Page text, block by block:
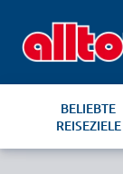
BELIEBTE
REISEZIELE